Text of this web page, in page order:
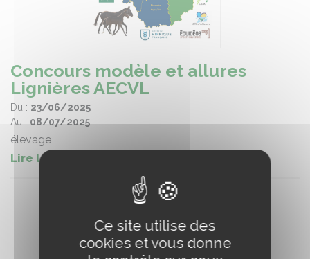
Concours modèle et allures
Lignières AECVL
Du : 23/06/2025
Au : 08/07/2025
élevage
Lire la suite
Ce site utilise des
cookies et vous donne